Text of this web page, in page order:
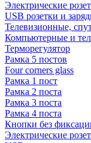
Электрические
USB розетки и
Телевизионные,
Компьютерные и
Терморегулятор
Рамка 5 постов
Four corners glass
Рамка 1 пост
Рамка 2 поста
Рамка 3 поста
Рамка 4 поста
Кнопки без
Электрические